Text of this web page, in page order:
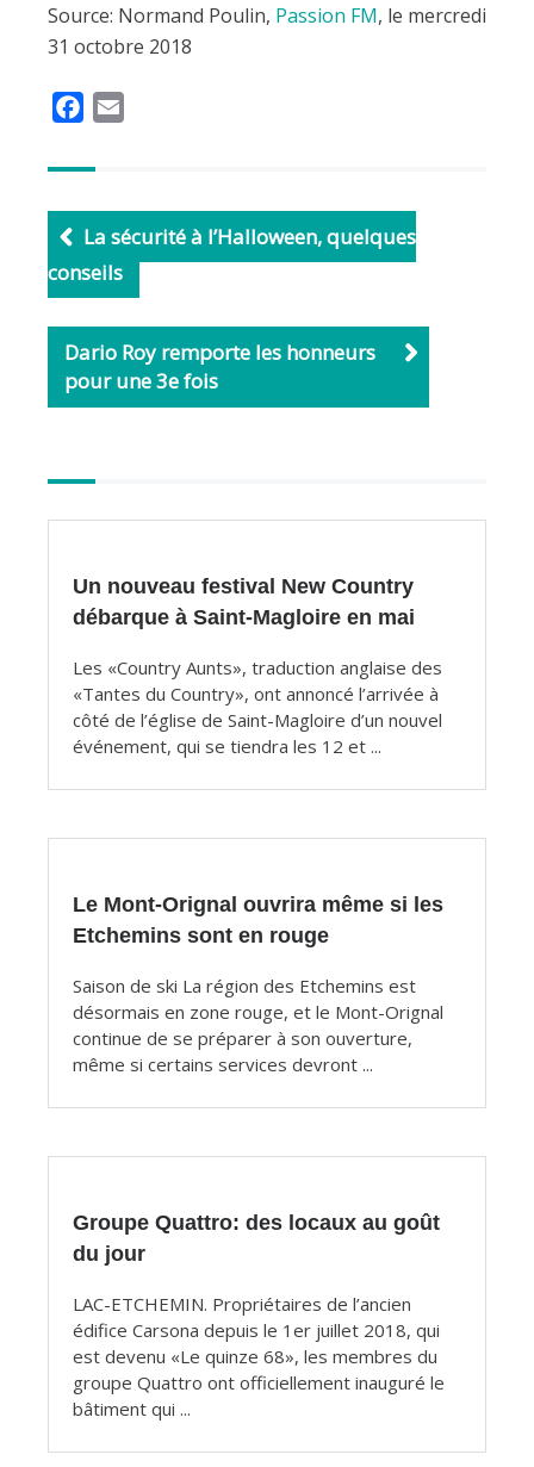
Source: Normand Poulin, Passion FM, le mercredi
31 octobre 2018
c
b
o
o
k
l
La sécurité à l’Halloween, quelques
conseils
Dario Roy remporte les honneurs
pour une 3e fois
articles
Un nouveau festival New Country
débarque à Saint-Magloire en mai
Les «Country Aunts», traduction anglaise des
«Tantes du Country», ont annoncé l’arrivée à
côté de l’église de Saint-Magloire d’un nouvel
événement, qui se tiendra les 12 et ...
Le Mont-Orignal ouvrira même si les
Etchemins sont en rouge
Saison de ski La région des Etchemins est
désormais en zone rouge, et le Mont-Orignal
continue de se préparer à son ouverture,
même si certains services devront ...
Groupe Quattro: des locaux au goût
du jour
LAC-ETCHEMIN. Propriétaires de l’ancien
édifice Carsona depuis le 1er juillet 2018, qui
est devenu «Le quinze 68», les membres du
groupe Quattro ont officiellement inauguré le
bâtiment qui ...